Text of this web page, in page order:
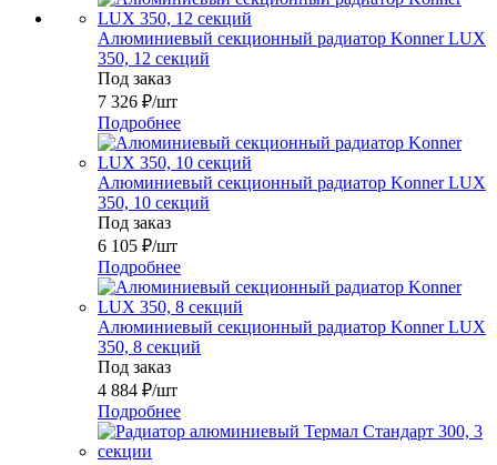
Алюминиевый секционный радиатор Konner LUX
350, 12 секций
Под заказ
7 326 ₽/шт
Подробнее
Алюминиевый секционный радиатор Konner LUX
350, 10 секций
Под заказ
6 105 ₽/шт
Подробнее
Алюминиевый секционный радиатор Konner LUX
350, 8 секций
Под заказ
4 884 ₽/шт
Подробнее